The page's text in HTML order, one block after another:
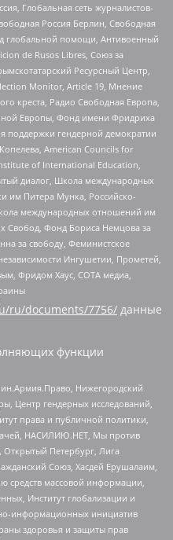
Глобальная сеть журналистов-
Россия Берлин, Свободная
глобальной помощи, Антивоенный
de Rusos Libres, Союз за
Ресурсный Центр,
Monitor, Article 19, Мнение
креста, Радио Свободная Европа,
Европы, Фонд имени Фридриха
поддержки гендерной демократии
American Councils for
of International Education,
диалог, Школа международных
им Питера Мунка, Российско-
международных отношений им
Свобод, Фонд Бориса Немцова за
за свободу, Феминистское
Ингушетии, Прометей,
Фридом Хаус, СОТА медиа,
ru/documents/7756/ данные
функции
Нижегородский
Центр гендерных исследований,
права и публичной политики,
НАСИЛИЮ.НЕТ, Мы против
Петербург, Лига
Союз, Хасдей Ерушалаим,
средств массовой информации,
Институт глобализации и
информационных инициатив
здоровья и защиты прав